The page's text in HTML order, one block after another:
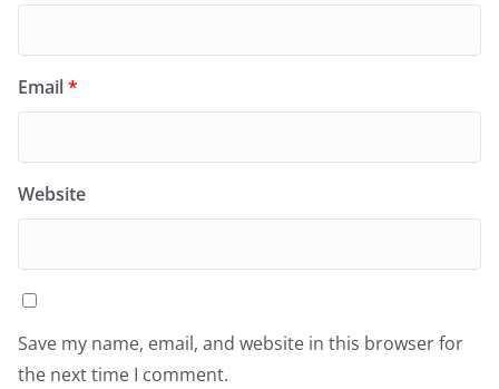
Email*
Website
Save my name, email, and website in this browser for
the next time I comment.